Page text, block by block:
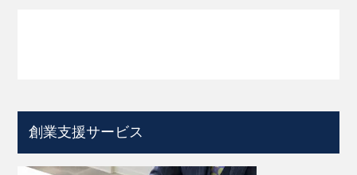
創業支援サービス